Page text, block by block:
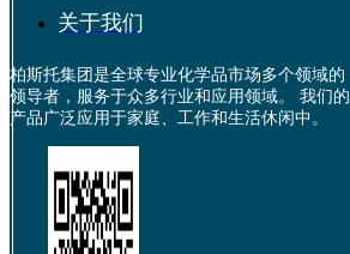
关于我们
柏斯托集团是全球专业化学品市场多个领域的
领导者，服务于众多行业和应用领域。 我们的
产品广泛应用于家庭、工作和生活休闲中。